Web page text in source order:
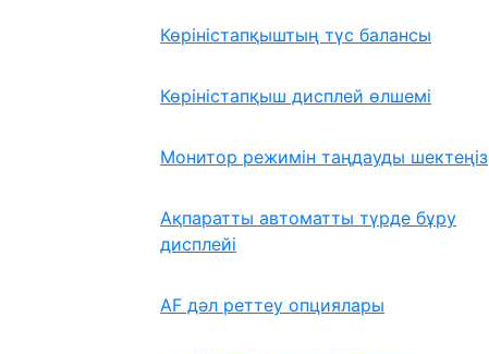
Көріністапқыштың түс балансы
Көріністапқыш дисплей өлшемі
Монитор режимін таңдауды шектеңіз
Ақпаратты автоматты түрде бұру
дисплейі
AF дәл реттеу опциялары